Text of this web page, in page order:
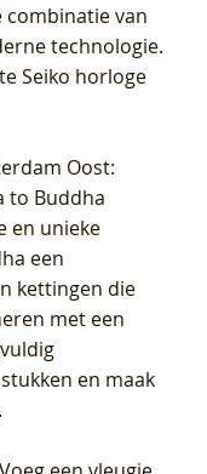
combinatie van
technologie.
Seiko horloge
Oost:
to Buddha
en unieke
een
kettingen die
met een
en maak